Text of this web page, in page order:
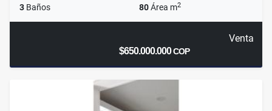
3 Baños 80Área m2
Venta
$650.000.000COP